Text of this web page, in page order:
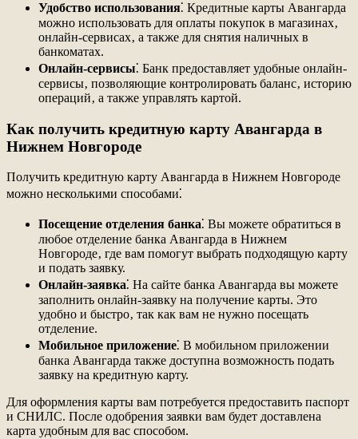
Удобство использования⁚ Кредитные карты Авангарда
можно использовать для оплаты покупок в магазинах‚
онлайн-сервисах‚ а также для снятия наличных в
банкоматах.
Онлайн-сервисы⁚ Банк предоставляет удобные онлайн-
сервисы‚ позволяющие контролировать баланс‚ историю
операций‚ а также управлять картой.
Как получить кредитную карту Авангарда в
Нижнем Новгороде
Получить кредитную карту Авангарда в Нижнем Новгороде
можно несколькими способами⁚
Посещение отделения банка⁚ Вы можете обратиться в
любое отделение банка Авангарда в Нижнем
Новгороде‚ где вам помогут выбрать подходящую карту
и подать заявку.
Онлайн-заявка⁚ На сайте банка Авангарда вы можете
заполнить онлайн-заявку на получение карты. Это
удобно и быстро‚ так как вам не нужно посещать
отделение.
Мобильное приложение⁚ В мобильном приложении
банка Авангарда также доступна возможность подать
заявку на кредитную карту.
Для оформления карты вам потребуется предоставить паспорт
и СНИЛС. После одобрения заявки вам будет доставлена
карта удобным для вас способом.